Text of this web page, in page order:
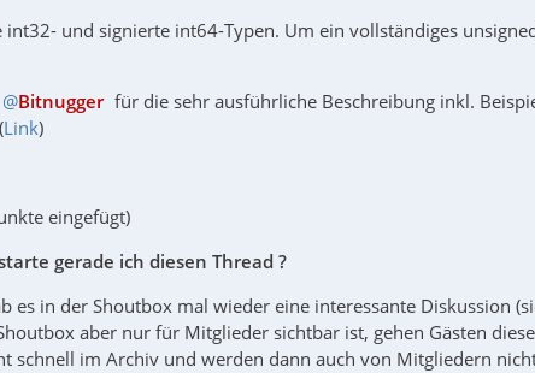
und signierte int64-Typen. Um ein vollständiges
Bitnugger für die sehr ausführliche Beschreibung inkl.
Link)
eingefügt)
gerade ich diesen Thread ?
es in der Shoutbox mal wieder eine interessante Diskussion
aber nur für Mitglieder sichtbar ist, gehen Gästen
schnell im Archiv und werden dann auch von Mitgliedern